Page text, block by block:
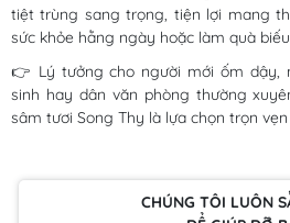
tiệt trùng sang trọng, tiện lợi mang
sức khỏe hằng ngày hoặc làm quà
👉 Lý tưởng cho người mới ốm dậy,
sinh hay dân văn phòng thường
sâm tươi Song Thy là lựa chọn trọn
CHÚNG TÔI LUÔN